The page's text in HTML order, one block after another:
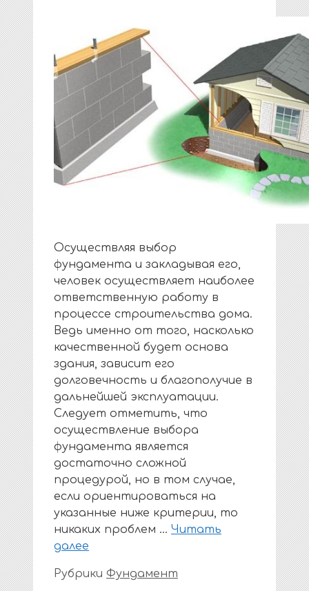
Осуществляя выбор
фундамента и закладывая его,
человек осуществляет наиболее
ответственную работу в
процессе строительства дома.
Ведь именно от того, насколько
качественной будет основа
здания, зависит его
долговечность и благополучие в
дальнейшей эксплуатации.
Следует отметить, что
осуществление выбора
фундамента является
достаточно сложной
процедурой, но в том случае,
если ориентироваться на
указанные ниже критерии, то
никаких проблем … Читать
далее
Рубрики Фундамент